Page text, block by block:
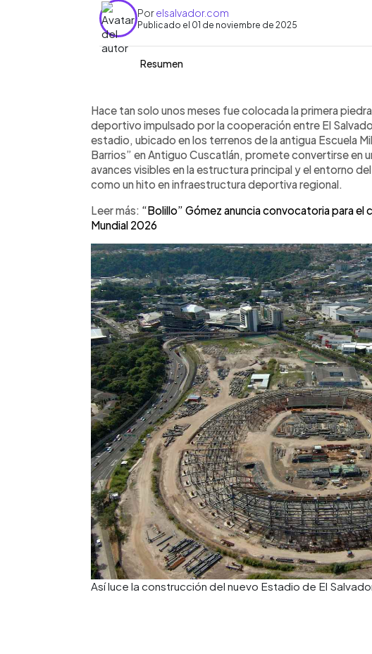
Porelsalvador.com
Publicado el 01 de noviembre de 2025
Resumen
Escuchar artículo
El Estadio Nacional de El Salvador, donado por
Cuscatlán, será un recinto de
con butaca, y más de 250 espacios especiales
discapacidad, prensa y zonas VIP. La obra,
State Construction y estimada en más de $100
colocación de la primera piedra en diciembre de
espera su inauguración para principios de 2027
cultural y de espectáculos.
Hace tan solo unos meses fue colocada la primera
deportivo impulsado por la cooperación entre El
estadio, ubicado en los terrenos de la antigua Escuela
Barrios” en Antiguo Cuscatlán, promete convertirse en
avances visibles en la estructura principal y el entorno
como un hito en infraestructura deportiva regional.
Leer más: “Bolillo” Gómez anuncia convocatoria para el
Mundial 2026
Así luce la construcción del nuevo Estadio de El